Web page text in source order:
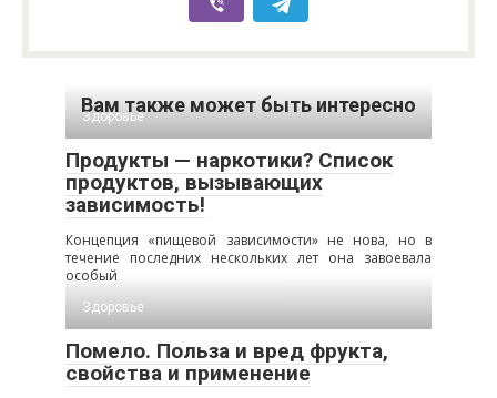
Вам также может быть интересно
Здоровье
Продукты — наркотики? Список
продуктов, вызывающих
зависимость!
Концепция «пищевой зависимости» не нова, но в
течение последних нескольких лет она завоевала
особый
Здоровье
Помело. Польза и вред фрукта,
свойства и применение